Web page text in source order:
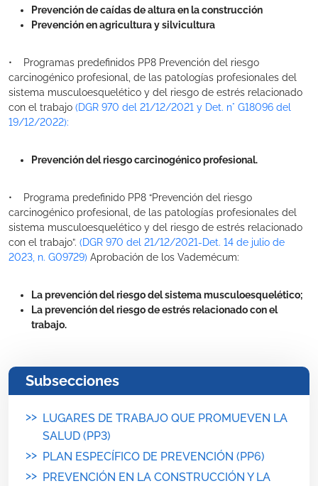
Prevención de caídas de altura en la construcción
Prevención en agricultura y silvicultura
• Programas predefinidos PP8 Prevención del riesgo
carcinogénico profesional, de las patologías profesionales del
sistema musculoesquelético y del riesgo de estrés relacionado
con el trabajo (DGR 970 del 21/12/2021 y Det. n° G18096 del
19/12/2022):
Prevención del riesgo carcinogénico profesional.
• Programa predefinido PP8 “Prevención del riesgo
carcinogénico profesional, de las patologías profesionales del
sistema musculoesquelético y del riesgo de estrés relacionado
con el trabajo”. (DGR 970 del 21/12/2021-Det. 14 de julio de
2023, n. G09729) Aprobación de los Vademécum:
La prevención del riesgo del sistema musculoesquelético;
La prevención del riesgo de estrés relacionado con el
trabajo.
Subsecciones
>> LUGARES DE TRABAJO QUE PROMUEVEN LA
SALUD (PP3)
>> PLAN ESPECÍFICO DE PREVENCIÓN (PP6)
>> PREVENCIÓN EN LA CONSTRUCCIÓN Y LA